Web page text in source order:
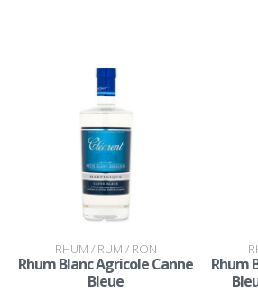
RHUM / RUM / RON
Rhum Blanc Agricole Canne
Bleue
Rhum